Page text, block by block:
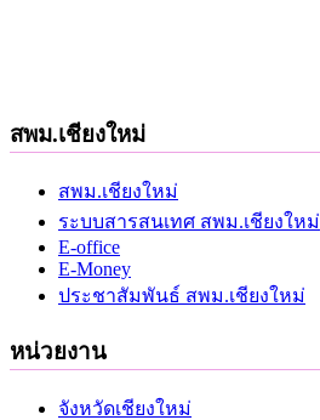
สพม.เชียงใหม่
สพม.เชียงใหม่
ระบบสารสนเทศ สพม.เชียงใหม่
E-office
E-Money
ประชาสัมพันธ์ สพม.เชียงใหม่
หน่วยงาน
จังหวัดเชียงใหม่